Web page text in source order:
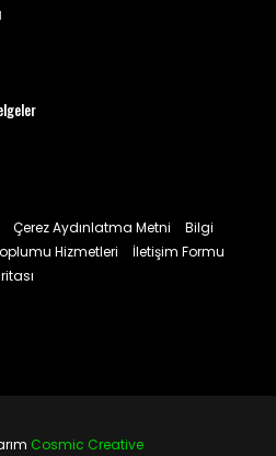
Çerez Aydınlatma Metni
Bilgi
Hizmetleri
İletişim Formu
Cosmic Creative